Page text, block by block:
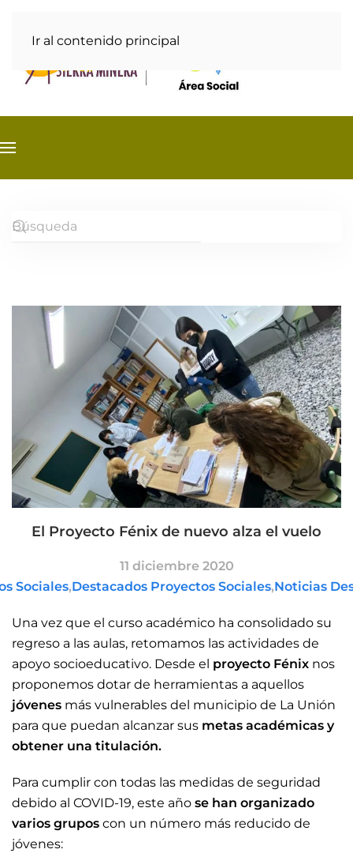
Ir al contenido principal
El Proyecto Fénix de nuevo alza el vuelo
11 diciembre 2020
Sociales,Destacados Proyectos Sociales,Noticias
Una vez que el curso académico ha consolidado su
regreso a las aulas, retomamos las actividades de
apoyo socioeducativo. Desde el proyecto Fénix nos
proponemos dotar de herramientas a aquellos
jóvenes más vulnerables del municipio de La Unión
para que puedan alcanzar sus metas académicas y
obtener una titulación.
Para cumplir con todas las medidas de seguridad
debido al COVID-19, este año se han organizado
varios grupos con un número más reducido de
jóvenes: